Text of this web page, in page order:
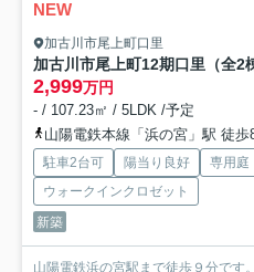
NEW
加古川市尾上町口里
加古川市尾上町12期口里（全2
2,999万円
- / 107.23㎡ / 5LDK /予定
山陽電鉄本線「浜の宮」駅 徒歩
駐車2台可 陽当り良好 専用庭
ウォークインクロゼット
新築
山陽電鉄浜の宮駅まで徒歩９分です